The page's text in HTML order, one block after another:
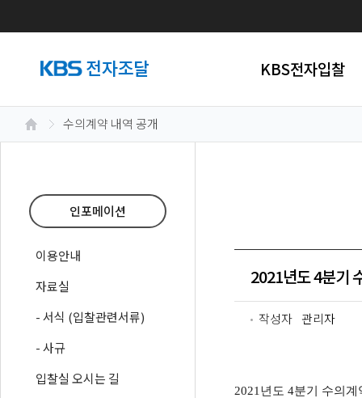
KBS전자입찰
수의계약 내역 공개
인포메이션
이용안내
자료실
- 서식 (입찰관련서류)
- 사규
입찰실 오시는 길
2021년도 4분기
작성자 관리자
2021년도 4분기 수의